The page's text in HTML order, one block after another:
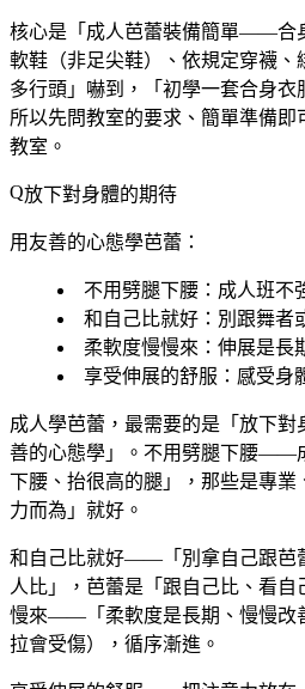
核心是「成人芭蕾裝備簡單——合
軟鞋（非足尖鞋）、依規定穿襪、
多行頭」嚇到，「初學一套合身衣
所以先問教室的要求、簡單準備
教室。
放下對身體的期待
用友善的心態學芭蕾：
不用劈腿下腰 ：成人班不
和自己比就好 ：別跟舞者
柔軟度慢慢來 ：伸展是長
享受伸展的舒服 ：感受身
成人學芭蕾，最需要的是「放下
善的心態學」。不用劈腿下腰——
下腰、抬很高的腿」，那些是專
力而為」就好。
和自己比就好——「別拿自己跟芭
人比」，芭蕾是「跟自己比、看
慢來——「柔軟度是長期、慢慢改
拉會受傷），循序漸進。